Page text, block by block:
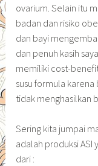
ovarium. Selain itu
badan dan risiko
dan bayi
dan penuh kasih
memiliki cost-
susu formula
tidak menghasilkan
Sering kita jumpai
adalah produksi
dari :